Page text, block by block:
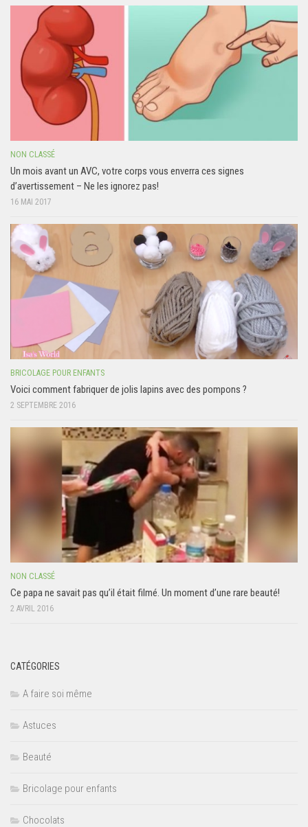
NON CLASSÉ
Un mois avant un AVC, votre corps vous enverra ces signes
d’avertissement – Ne les ignorez pas!
16 MAI 2017
BRICOLAGE POUR ENFANTS
Voici comment fabriquer de jolis lapins avec des pompons ?
2 SEPTEMBRE 2016
NON CLASSÉ
Ce papa ne savait pas qu’il était filmé. Un moment d’une rare beauté!
2 AVRIL 2016
CATÉGORIES
A faire soi même
Astuces
Beauté
Bricolage pour enfants
Chocolats